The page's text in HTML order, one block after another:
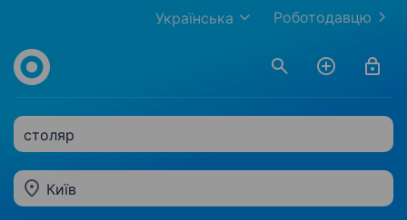
Роботодавцю
Українська
столяр
Київ